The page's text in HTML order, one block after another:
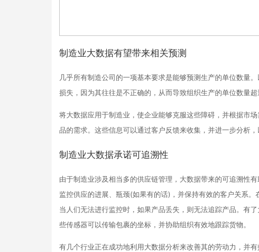
制造业大数据有望带来相关预测
几乎所有制造公司的一项基本要求是能够预测生产的单位数量
损失，因为其往往是不正确的，从而导致组织生产的单位数量超
将大数据应用于制造业，使企业能够克服这些障碍，并根据市
品的需求。这些信息可以通过客户反馈来收集，并进一步分析，
制造业大数据承诺可追溯性
由于制造业涉及相当多的供应链管理，大数据带来的可追溯性
监控供应的进展、瓶颈(如果有的话)，并保持有效的客户关系
当人们无法进行监控时，如果产品丢失，则无法追踪产品。有
些传感器可以传输包裹的坐标，并协助组织有效地跟踪货物。
有几个行业正在成功地利用大数据分析来改善其的劳动力，并